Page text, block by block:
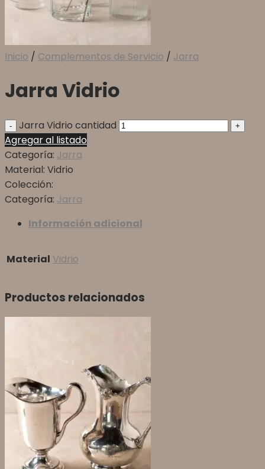
Inicio / Complementos de Servicio / Jarra
Jarra Vidrio
Jarra Vidrio cantidad
Agregar al listado
Categoría: Jarra
Material: Vidrio
Colección:
Categoría: Jarra
Información adicional
Material Vidrio
Productos relacionados